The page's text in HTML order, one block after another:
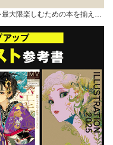
最大限楽しむための本を揃え…